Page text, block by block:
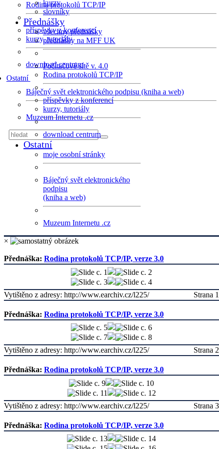
Rodina protokolů TCP/IP
příspěvky z konferencí
kurzy, tutoriály
download centrum
Ostatní
Báječný svět elektronického podpisu (kniha a web)
Muzeum Internetu .cz
kurzy
slovníky
Přednášky
všechny přednášky
přednášky na MFF UK
Počítačové sítě v. 4.0
Rodina protokolů TCP/IP
příspěvky z konferencí
kurzy, tutoriály
download centrum
Ostatní
moje osobní stránky
Báječný svět elektronického
podpisu
(kniha a web)
Muzeum Internetu .cz
×
Přednáška: Rodina protokolů TCP/IP, verze 3.0
Strana 1
Vytištěno z adresy: http://www.earchiv.cz/l225/
Přednáška: Rodina protokolů TCP/IP, verze 3.0
Strana 2
Vytištěno z adresy: http://www.earchiv.cz/l225/
Přednáška: Rodina protokolů TCP/IP, verze 3.0
Strana 3
Vytištěno z adresy: http://www.earchiv.cz/l225/
Přednáška: Rodina protokolů TCP/IP, verze 3.0